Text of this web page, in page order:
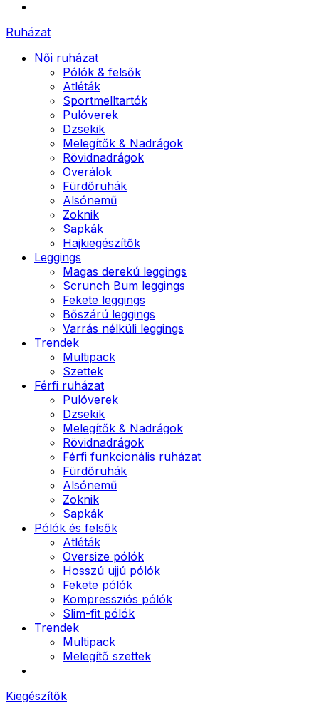
Ruházat
Női ruházat
Pólók & felsők
Atléták
Sportmelltartók
Pulóverek
Dzsekik
Melegítők & Nadrágok
Rövidnadrágok
Overálok
Fürdőruhák
Alsónemű
Zoknik
Sapkák
Hajkiegészítők
Leggings
Magas derekú leggings
Scrunch Bum leggings
Fekete leggings
Bőszárú leggings
Varrás nélküli leggings
Trendek
Multipack
Szettek
Férfi ruházat
Pulóverek
Dzsekik
Melegítők & Nadrágok
Rövidnadrágok
Férfi funkcionális ruházat
Fürdőruhák
Alsónemű
Zoknik
Sapkák
Pólók és felsők
Atléták
Oversize pólók
Hosszú ujjú pólók
Fekete pólók
Kompressziós pólók
Slim-fit pólók
Trendek
Multipack
Melegítő szettek
Kiegészítők